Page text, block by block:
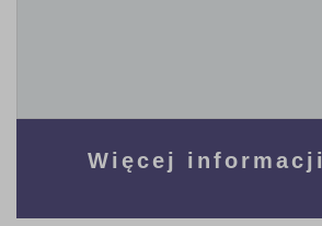
Więcej informacji